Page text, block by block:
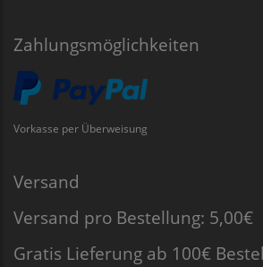
Zahlungsmöglichkeiten
Vorkasse per Überweisung
Versand
Versand pro Bestellung: 5,00€
Gratis Lieferung ab 100€